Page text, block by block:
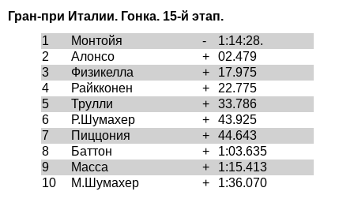
Гран-при Италии. Гонка. 15-й этап.
1
Монтойя -
1:14:28.
2
Алонсо +
02.479
3
Физикелла +
17.975
4
Райкконен +
22.775
5
Трулли +
33.786
6
Р.Шумахер +
43.925
7
Пиццония +
44.643
8
Баттон +
1:03.635
9
Масса +
1:15.413
10
М.Шумахер +
1:36.070